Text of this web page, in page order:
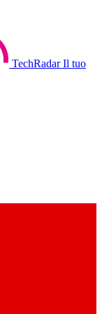
TechRadar Il tuo